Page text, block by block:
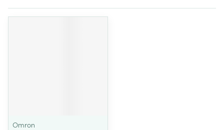
Omron